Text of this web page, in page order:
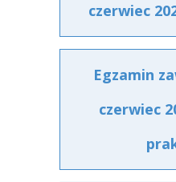
czerwiec
Egzamin
czerwiec